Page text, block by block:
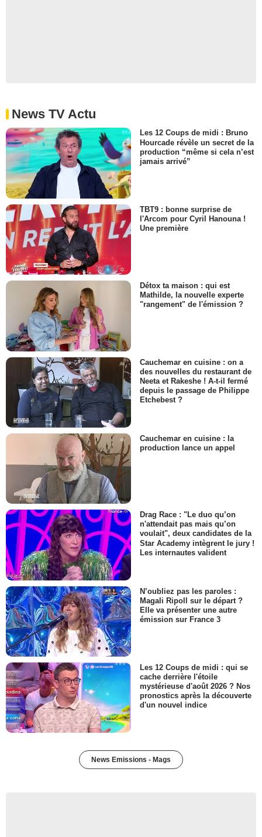
News TV Actu
Les 12 Coups de midi : Bruno
Hourcade révèle un secret de la
production “même si cela n’est
jamais arrivé”
TBT9 : bonne surprise de
l'Arcom pour Cyril Hanouna !
Une première
Détox ta maison : qui est
Mathilde, la nouvelle experte
"rangement" de l'émission ?
Cauchemar en cuisine : on a
des nouvelles du restaurant de
Neeta et Rakeshe ! A-t-il fermé
depuis le passage de Philippe
Etchebest ?
Cauchemar en cuisine : la
production lance un appel
Drag Race : "Le duo qu’on
n'attendait pas mais qu’on
voulait", deux candidates de la
Star Academy intègrent le jury !
Les internautes valident
N’oubliez pas les paroles :
Magali Ripoll sur le départ ?
Elle va présenter une autre
émission sur France 3
Les 12 Coups de midi : qui se
cache derrière l'étoile
mystérieuse d'août 2026 ? Nos
pronostics après la découverte
d'un nouvel indice
News Emissions - Mags